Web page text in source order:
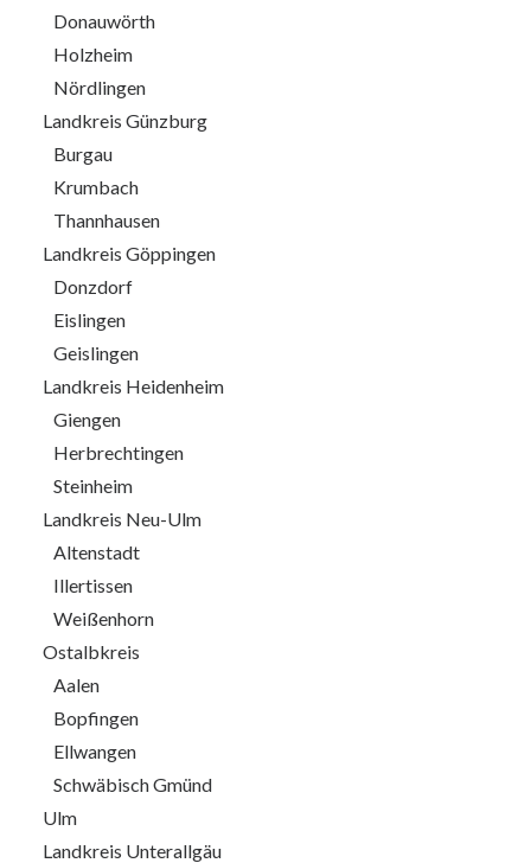
Donauwörth
Holzheim
Nördlingen
Landkreis Günzburg
Burgau
Krumbach
Thannhausen
Landkreis Göppingen
Donzdorf
Eislingen
Geislingen
Landkreis Heidenheim
Giengen
Herbrechtingen
Steinheim
Landkreis Neu-Ulm
Altenstadt
Illertissen
Weißenhorn
Ostalbkreis
Aalen
Bopfingen
Ellwangen
Schwäbisch Gmünd
Ulm
Landkreis Unterallgäu